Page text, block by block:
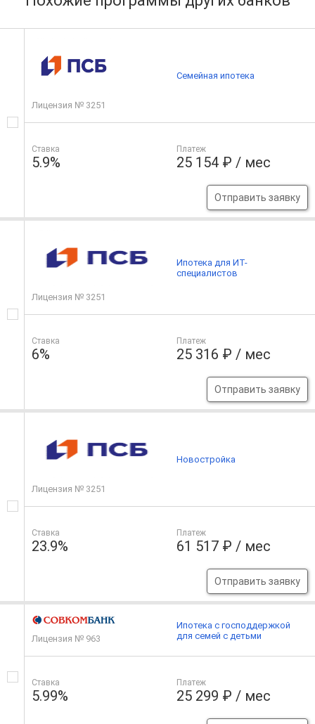
Лицензия № 3251
Ставка
5.9%
Платеж
25 154 ₽ / мес
Отправить заявку
Семейная ипотека
Лицензия № 3251
Ставка
6%
Платеж
25 316 ₽ / мес
Отправить заявку
Ипотека для ИТ-
специалистов
Лицензия № 3251
Ставка
23.9%
Платеж
61 517 ₽ / мес
Отправить заявку
Новостройка
Лицензия № 963
Ставка
5.99%
Платеж
25 299 ₽ / мес
Ипотека с господдержкой
для семей с детьми